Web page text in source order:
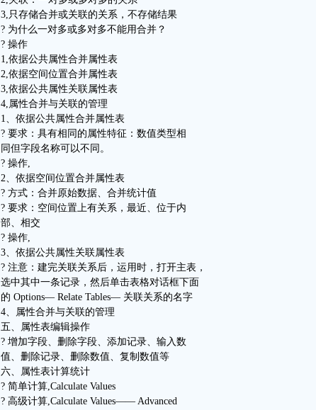
3,只存储合并或关联的关系，不存储结果
? 为什么一对多或多对多不能用合并？
? 操作
1,依据公共属性合并属性表
2,依据空间位置合并属性表
3,依据公共属性关联属性表
4,属性合并与关联的管理
1、依据公共属性合并属性表
? 要求：具有相同的属性特征：数值类型相
同但字段名称可以不同。
? 操作,
2、依据空间位置合并属性表
? 方式：合并原始数据、合并统计值
? 要求：空间位置上有关系，最近、位于内
部、相交
? 操作,
3、依据公共属性关联属性表
? 注意：建完关联关系后，运用时，打开主表，
选中其中一条记录，然后单击表格对话框下面
的 Options— Relate Tables— 关联关系的名字
4、属性合并与关联的管理
五、属性表编辑操作
? 增加字段、删除字段、添加记录、输入数
值、删除记录、删除数值、复制数值等
六、属性表计算统计
? 简单计算,Calculate Values
? 高级计算,Calculate Values—— Advanced